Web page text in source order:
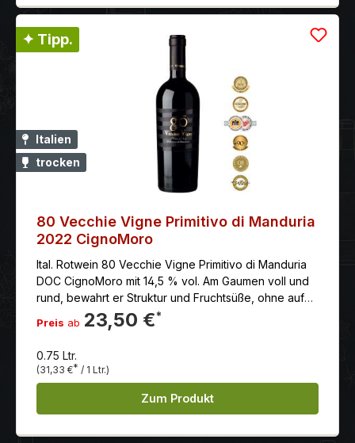
✦ Tipp.
Italien
trocken
80 Vecchie Vigne Primitivo di Manduria
2022 CignoMoro
Ital. Rotwein 80 Vecchie Vigne Primitivo di Manduria
DOC CignoMoro mit 14,5 % vol. Am Gaumen voll und
rund, bewahrt er Struktur und Fruchtsüße, ohne auf
Frische und Rundheit zu verzichten.
Preis ab 23,50 €*
0.75 Ltr.
(31,33 €* / 1 Ltr.)
Zum Produkt